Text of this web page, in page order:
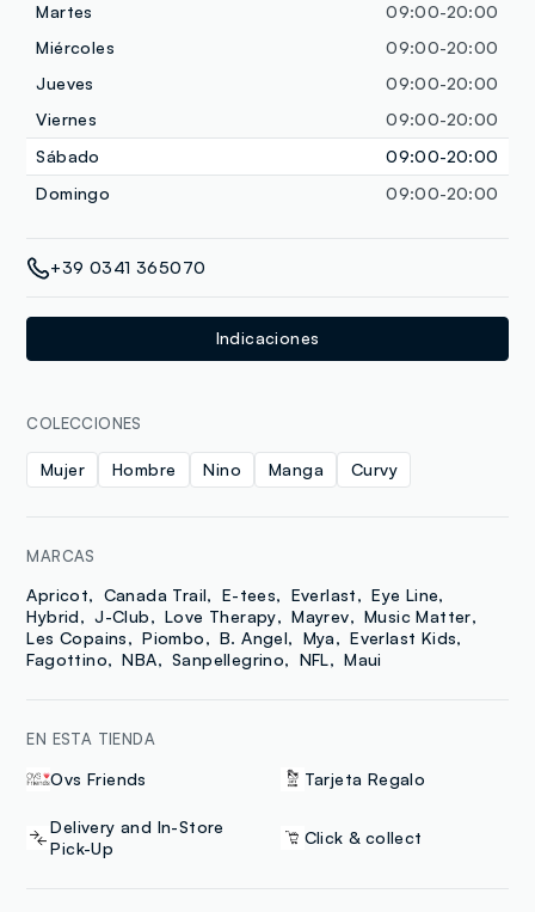
Martes
09:00-20:00
Miércoles
09:00-20:00
Jueves
09:00-20:00
Viernes
09:00-20:00
Sábado
09:00-20:00
Domingo
09:00-20:00
+39 0341 365070
Indicaciones
COLECCIONES
Mujer Hombre Nino Manga Curvy
MARCAS
Apricot Canada Trail E-tees Everlast
Eye Line
Hybrid
J-Club Love Therapy Mayrev
Music Matter
Les Copains
Piombo B. Angel Mya
Everlast Kids
Fagottino
NBA Sanpellegrino NFL Maui
EN ESTA TIENDA
Ovs Friends Tarjeta Regalo
Delivery and In-Store
Pick-Up
Click & collect